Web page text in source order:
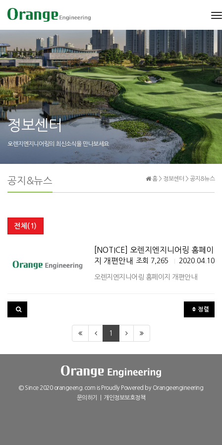
정보센터
오렌지엔지니어링의 최신소식을 만나보세요
홈 > 정보센터 > 공지&뉴스
공지&뉴스
전체(1)
[NOTICE] 오렌지엔지니어링 홈페이
지 개편안내 조회 7,265 2020.04.10
오렌지엔지니어링 홈페이지 개편안내
정렬
1
© Since 2020 orangeeng.com is Proudly Powered by Orangeengineering
문의하기
개인정보보호정책